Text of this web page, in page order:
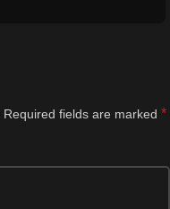
Required fields are marked *